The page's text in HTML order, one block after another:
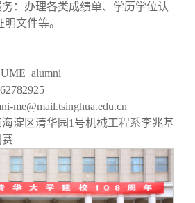
度法规
：办理各类成绩单、学历学位认
文件等。
淀区清华园1号机械工程系李兆基